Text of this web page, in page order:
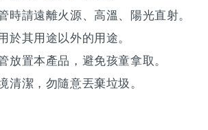
時請遠離火源、高溫、陽光直射。
於其用途以外的用途。
放置本產品，避免孩童拿取。
清潔，勿隨意丟棄垃圾。